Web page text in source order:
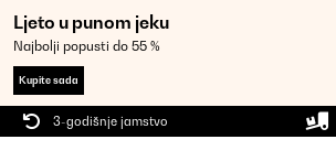
Ljeto u punom jeku
Najbolji popusti do 55 %
Kupite sada
3-godišnje jamstvo